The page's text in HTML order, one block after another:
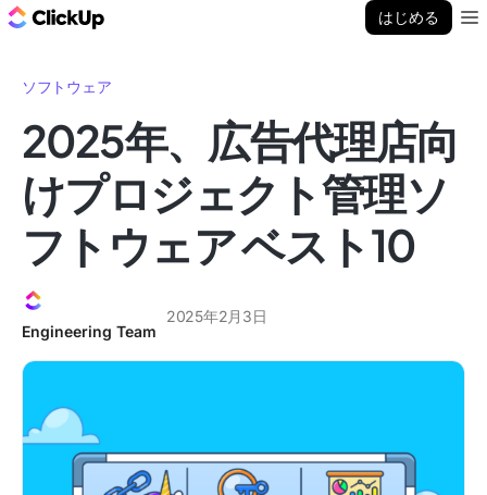
はじめる
ソフトウェア
2025年、広告代理店向
けプロジェクト管理ソ
フトウェア ベスト10
Engineering Team
2025年2月3日